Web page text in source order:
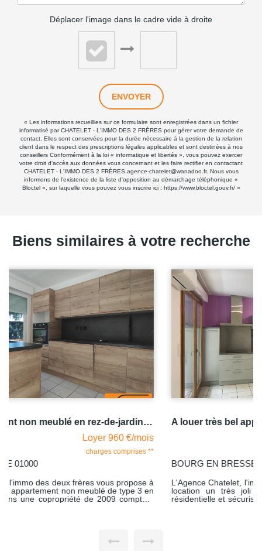
Déplacer l'image dans le cadre vide à droite
ENVOYER
« Les informations recueillies sur ce formulaire sont enregistrées dans un fichier
informatisé par CHATELET - L'IMMO DES 2 FRÈRES pour gérer votre demande de
contact. Elles sont conservées pour la durée nécessaire à la gestion de la relation
client dans le respect des prescriptions légales applicables et sont destinées à nos
conseillers Conformément à la loi « informatique et libertés », vous pouvez exercer
votre droit d'accès aux données vous concernant et les faire rectifier en contactant
CHATELET - L'IMMO DES 2 FRÈRES agence-chatelet@wanadoo.fr. Nous vous
informons de l'existence de la liste d'opposition au démarchage téléphonique «
Bloctel », sur laquelle vous pouvez vous inscrire ici : https://www.bloctel.gouv.fr/»
Biens similaires à votre recherche
A louer très bel appartement type 3 copropriété récente proche gare BOURG EN BRESSE
BOURG EN BRESSE 01000
L'Agence Chatelet, l'immo des deux frères vous propose à la
location un très joli type 3 situé dans une copropriété
résidentielle et sécurisée avec de beaux espaces verts, à dix
un balcon exposé sud d'une surface de 11m2, un